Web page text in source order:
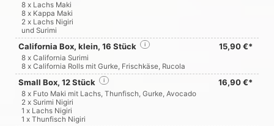
8 x Lachs Maki
8 x Kappa Maki
2 x Lachs Nigiri
und Surimi
California Box, klein, 16 Stück 15,90 €*
i
8 x California Surimi
8 x California Rolls mit Gurke, Frischkäse, Rucola
Small Box, 12 Stück 16,90 €*
i
8 x Futo Maki mit Lachs, Thunfisch, Gurke, Avocado
2 x Surimi Nigiri
1 x Lachs Nigiri
1 x Thunfisch Nigiri